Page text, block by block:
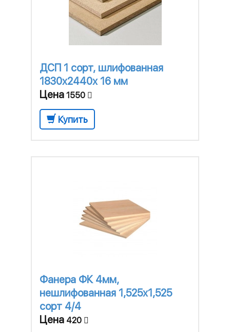
ДСП 1 сорт, шлифованная
1830x2440х 16 мм
Цена 1550
Купить
Фанера ФК 4мм,
нешлифованная 1,525х1,525
сорт 4/4
Цена 420